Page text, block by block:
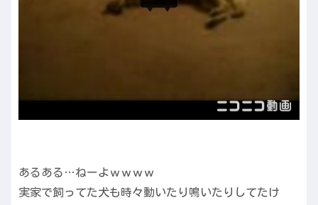
あるある…ねーよｗｗｗｗ
実家で飼ってた犬も時々動いたり鳴いたりしてたけ